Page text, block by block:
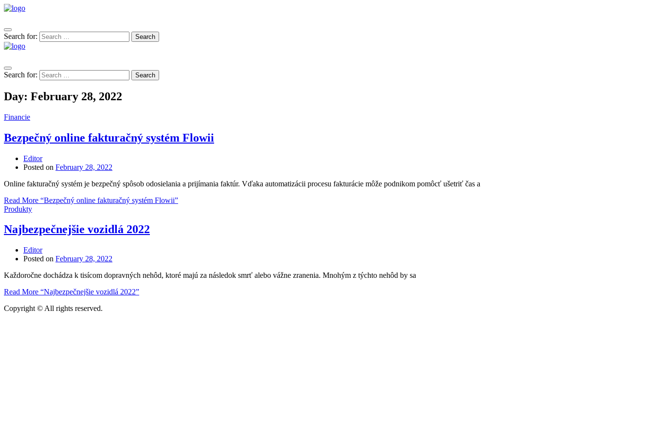
Search for: Search
Search for: Search
Day: February 28, 2022
Financie
Bezpečný online fakturačný systém Flowii
Editor
Posted on February 28, 2022
Online fakturačný systém je bezpečný spôsob odosielania a prijímania faktúr. Vďaka automatizácii procesu fakturácie môže podnikom pomôcť ušetriť čas a
Read More “Bezpečný online fakturačný systém Flowii”
Produkty
Najbezpečnejšie vozidlá 2022
Editor
Posted on February 28, 2022
Každoročne dochádza k tisícom dopravných nehôd, ktoré majú za následok smrť alebo vážne zranenia. Mnohým z týchto nehôd by sa
Read More “Najbezpečnejšie vozidlá 2022”
Copyright © All rights reserved.